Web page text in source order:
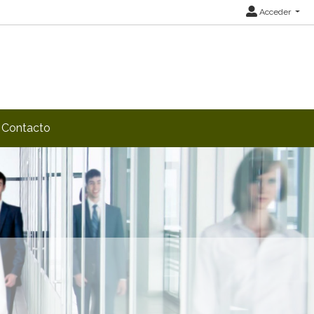
Acceder
Contacto